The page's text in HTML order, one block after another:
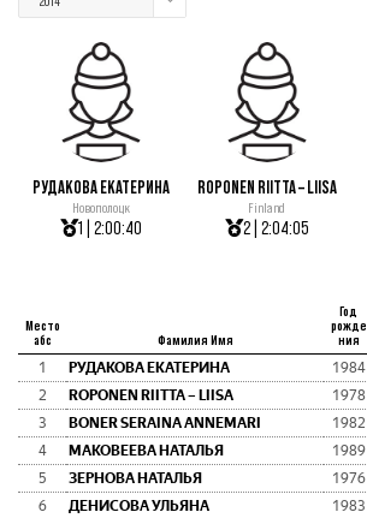
РУДАКОВА ЕКАТЕРИНА
Новополоцк
1 | 2:00:40
ROPONEN RIITTA – LIISA
Finland
2 | 2:04:05
Место
абс
Фамилия Имя
Год
рожде
ния
1 РУДАКОВА ЕКАТЕРИНА 1984
2
ROPONEN RIITTA – LIISA 1978
3
BONER SERAINA ANNEMARI 1982
4
МАКОВЕЕВА НАТАЛЬЯ 1989
5
ЗЕРНОВА НАТАЛЬЯ 1976
6
ДЕНИСОВА УЛЬЯНА 1983